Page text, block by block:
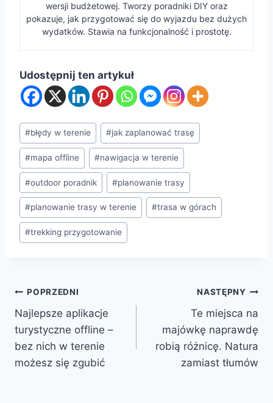
wersji budżetowej. Tworzy poradniki DIY oraz
pokazuje, jak przygotować się do wyjazdu bez dużych
wydatków. Stawia na funkcjonalność i prostotę.
Udostępnij ten artykuł
Tagi
wpisu:
#błędy w terenie #jak zaplanować trasę
#mapa offline #nawigacja w terenie
#outdoor poradnik #planowanie trasy
#planowanie trasy w terenie #trasa w górach
#trekking przygotowanie
Nawigacja
wpisu
POPRZEDNI
Najlepsze aplikacje
turystyczne offline –
bez nich w terenie
możesz się zgubić
NASTĘPNY
Te miejsca na
majówkę naprawdę
robią różnicę. Natura
zamiast tłumów